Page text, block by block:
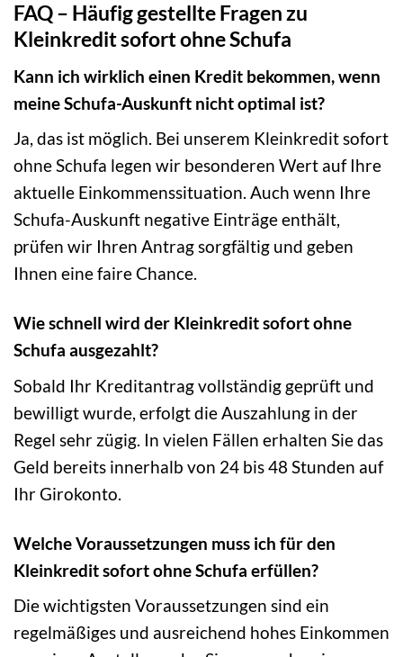
FAQ – Häufig gestellte Fragen zu
Kleinkredit sofort ohne Schufa
Kann ich wirklich einen Kredit bekommen, wenn
meine Schufa-Auskunft nicht optimal ist?
Ja, das ist möglich. Bei unserem Kleinkredit sofort
ohne Schufa legen wir besonderen Wert auf Ihre
aktuelle Einkommenssituation. Auch wenn Ihre
Schufa-Auskunft negative Einträge enthält,
prüfen wir Ihren Antrag sorgfältig und geben
Ihnen eine faire Chance.
Wie schnell wird der Kleinkredit sofort ohne
Schufa ausgezahlt?
Sobald Ihr Kreditantrag vollständig geprüft und
bewilligt wurde, erfolgt die Auszahlung in der
Regel sehr zügig. In vielen Fällen erhalten Sie das
Geld bereits innerhalb von 24 bis 48 Stunden auf
Ihr Girokonto.
Welche Voraussetzungen muss ich für den
Kleinkredit sofort ohne Schufa erfüllen?
Die wichtigsten Voraussetzungen sind ein
regelmäßiges und ausreichend hohes Einkommen